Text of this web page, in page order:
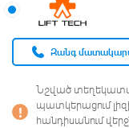
Զանգ
Նշված
պատկերացում
հանդիսանում